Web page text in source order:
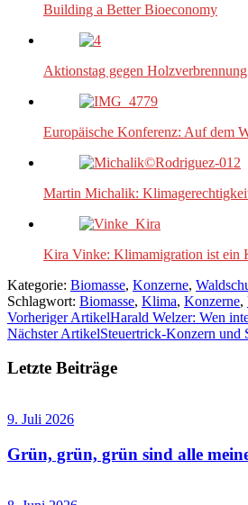
Building a Better Bioeconomy
Aktionstag gegen Holzverbrennung
Europäische Konferenz: Auf dem
Martin Michalik:
Kira Vinke: Klimamigration ist ein
Kategorie: Biomasse, Konzerne,
Schlagwort: Biomasse, Klima, Konzerne,
Vorheriger ArtikelHarald Welzer: Wen
Nächster ArtikelSteuertrick-Konzern und
Letzte Beiträge
9. Juli 2026
Grün, grün, grün sind alle